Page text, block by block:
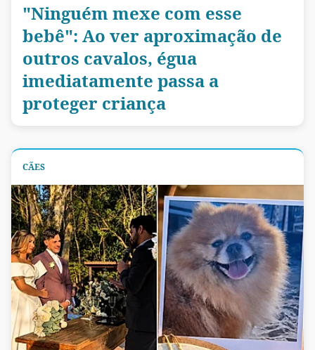
"Ninguém mexe com esse
bebê": Ao ver aproximação de
outros cavalos, égua
imediatamente passa a
proteger criança
CÃES